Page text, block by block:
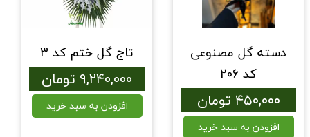
دسته گل مصنوعی
کد 206
۴۵۰,۰۰۰ تومان
افزودن به سبد خرید
تاج گل ختم کد 3
۹,۲۴۰,۰۰۰ تومان
افزودن به سبد خرید